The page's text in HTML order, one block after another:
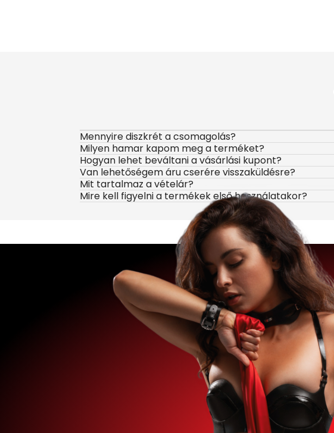
Mennyire diszkrét a csomagolás?
Milyen hamar kapom meg a terméket?
Hogyan lehet beváltani a vásárlási kupont?
Van lehetőségem áru cserére visszaküldésre?
Mit tartalmaz a vételár?
Mire kell figyelni a termékek első használatakor?